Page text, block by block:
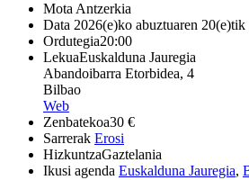
Mota Antzerkia
Data 2026(e)ko abuztuaren
Ordutegia20:00
LekuaEuskalduna Jauregia
Abandoibarra Etorbidea, 4
Bilbao
Web
Zenbatekoa30 €
Sarrerak Erosi
HizkuntzaGaztelania
Ikusi agenda Euskalduna Jauregia,